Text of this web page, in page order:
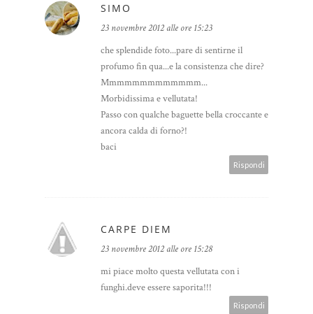
SIMO
23 novembre 2012 alle ore 15:23
che splendide foto...pare di sentirne il
profumo fin qua...e la consistenza che dire?
Mmmmmmmmmmmmm...
Morbidissima e vellutata!
Passo con qualche baguette bella croccante e
ancora calda di forno?!
baci
Rispondi
CARPE DIEM
23 novembre 2012 alle ore 15:28
mi piace molto questa vellutata con i
funghi.deve essere saporita!!!
Rispondi